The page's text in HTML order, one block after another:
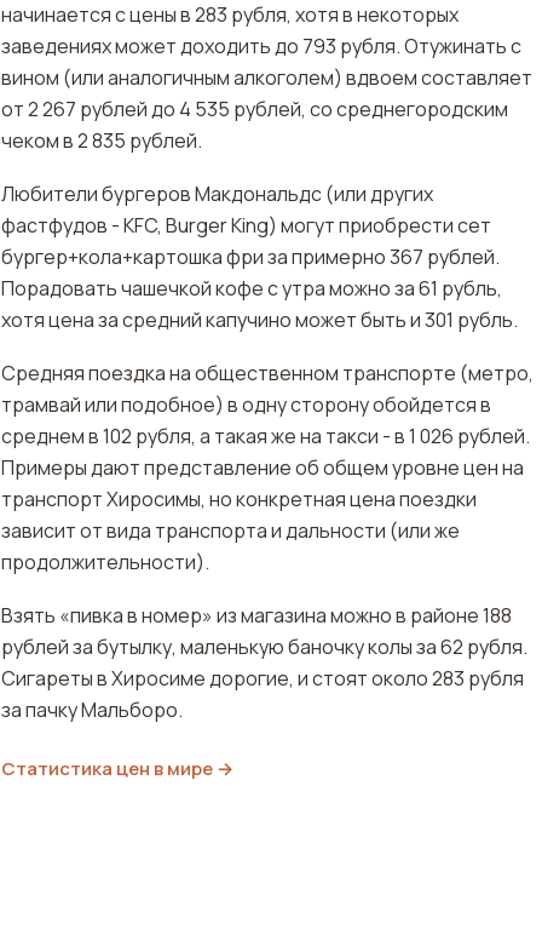
начинается с цены в 283 рубля, хотя в некоторых
заведениях может доходить до 793 рубля. Отужинать с
вином (или аналогичным алкоголем) вдвоем составляет
от 2 267 рублей до 4 535 рублей, со среднегородским
чеком в 2 835 рублей.
Любители бургеров Макдональдс (или других
фастфудов - KFC, Burger King) могут приобрести сет
бургер+кола+картошкафри за примерно 367 рублей.
Порадовать чашечкой кофе с утра можно за 61 рубль,
хотя цена за средний капучино может быть и 301 рубль.
Средняя поездка на общественном транспорте (метро,
трамвай или подобное) в одну сторону обойдется в
среднем в 102 рубля, а такая же на такси - в 1 026 рублей.
Примеры дают представление об общем уровне цен на
транспорт Хиросимы, но конкретная цена поездки
зависит от вида транспорта и дальности (или же
продолжительности).
Взять «пивка в номер» из магазина можно в районе 188
рублей за бутылку, маленькую баночку колы за 62 рубля.
Сигареты в Хиросиме дорогие, и стоят около 283 рубля
за пачку Мальборо.
Статистика цен в мире →